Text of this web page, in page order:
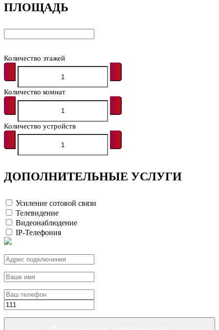
ПЛОЩАДЬ
Количество этажей
Количество комнат
Количество устройств
ДОПОЛНИТЕЛЬНЫЕ УСЛУГИ
Усиление сотовой связи
Телевидение
Видеонаблюдение
IP-Телефония